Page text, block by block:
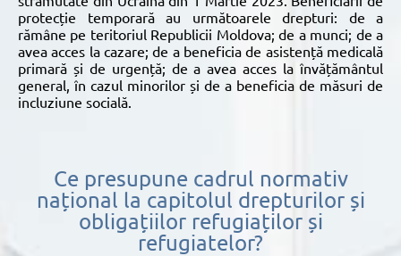
protecție temporară au următoarele drepturi: de a
rămâne pe teritoriul Republicii Moldova; de a munci; de a
avea acces la cazare; de a beneficia de asistență medicală
primară și de urgență; de a avea acces la învățământul
general, în cazul minorilor și de a beneficia de măsuri de
incluziune socială.
Ce presupune cadrul normativ
național la capitolul drepturilor și
obligațiilor refugiaților și
refugiatelor?